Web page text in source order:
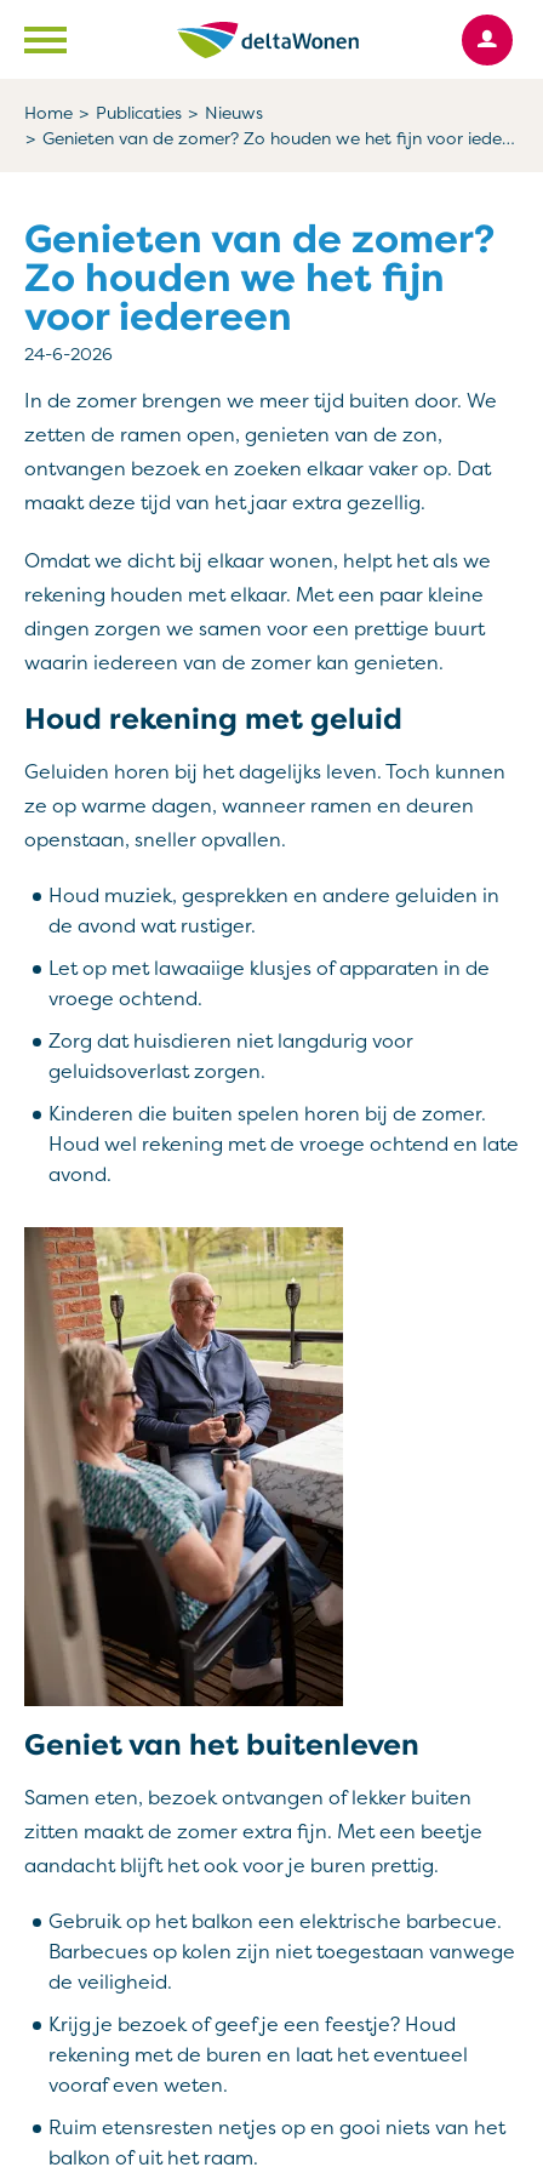
Naar de homepage
Ga naar Hoofd
Home Publicaties
Nieuws
Genieten van de zomer? Zo houden we het fijn voor iedereen
Genieten van de zomer?
Zo houden we het fijn
voor iedereen
24-6-2026
In de zomer brengen we meer tijd buiten door. We
zetten de ramen open, genieten van de zon,
ontvangen bezoek en zoeken elkaar vaker op. Dat
maakt deze tijd van het jaar extra gezellig.
Omdat we dicht bij elkaar wonen, helpt het als we
rekening houden met elkaar. Met een paar kleine
dingen zorgen we samen voor een prettige buurt
waarin iedereen van de zomer kan genieten.
Houd rekening met geluid
Geluiden horen bij het dagelijks leven. Toch kunnen
ze op warme dagen, wanneer ramen en deuren
openstaan, sneller opvallen.
Houd muziek, gesprekken en andere geluiden in
de avond wat rustiger.
Let op met lawaaiige klusjes of apparaten in de
vroege ochtend.
Zorg dat huisdieren niet langdurig voor
geluidsoverlast zorgen.
Kinderen die buiten spelen horen bij de zomer.
Houd wel rekening met de vroege ochtend en late
avond.
Geniet van het buitenleven
Samen eten, bezoek ontvangen of lekker buiten
zitten maakt de zomer extra fijn. Met een beetje
aandacht blijft het ook voor je buren prettig.
Gebruik op het balkon een elektrische barbecue.
Barbecues op kolen zijn niet toegestaan vanwege
de veiligheid.
Krijg je bezoek of geef je een feestje? Houd
rekening met de buren en laat het eventueel
vooraf even weten.
Ruim etensresten netjes op en gooi niets van het
balkon of uit het raam.